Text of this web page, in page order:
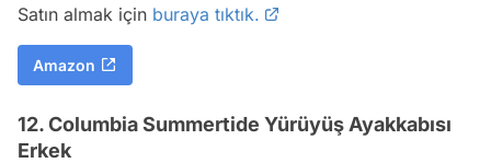
Satın almak için buraya tıktık.
Amazon
12. Columbia Summertide Yürüyüş Ayakkabısı
Erkek